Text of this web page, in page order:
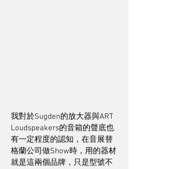
我對於Sugden的放大器與ART
Loudspeakers的音箱的聲底也
有一定程度的認知，在音展替
格蘭公司做Show時，用的器材
就是這兩個品牌，只是型號不